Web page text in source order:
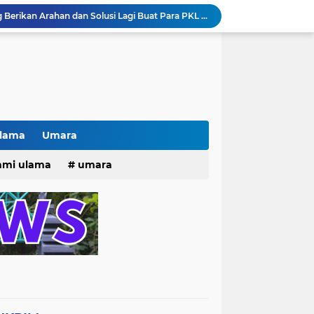
Pak lurah Bulak Banteng Berikan Arahan dan Solusi Lagi Buat Para PKL di TPU Dukuh Bulak Banteng Surabaya
# Warga bulak banteng wetan Gang 8 Kompak Gotong Royong Membangun Gapuro #
Acara KHOTAMAN DAN IMTIHAN ke ...XXVI
Khotaman dan Imtihan TPQ Al Islami Metode Qiroati Angkatan ke XXVI tahun 2026
Umara
dan Maknanya
ulama umara
2025